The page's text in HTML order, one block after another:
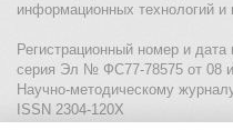
информационных технологий
Регистрационный номер и
серия Эл № ФС77-78575 от 08
Научно-методическому
ISSN 2304-120X